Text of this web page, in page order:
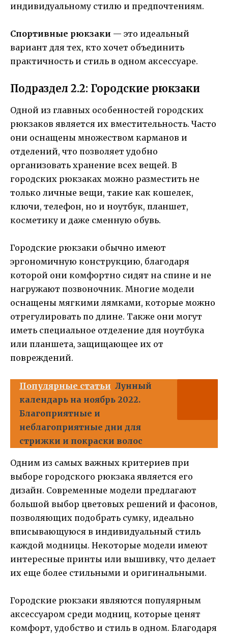
индивидуальному стилю и предпочтениям.
Спортивные рюкзаки — это идеальный
вариант для тех, кто хочет объединить
практичность и стиль в одном аксессуаре.
Подраздел 2.2: Городские рюкзаки
Одной из главных особенностей городских
рюкзаков является их вместительность. Часто
они оснащены множеством карманов и
отделений, что позволяет удобно
организовать хранение всех вещей. В
городских рюкзаках можно разместить не
только личные вещи, такие как кошелек,
ключи, телефон, но и ноутбук, планшет,
косметику и даже сменную обувь.
Городские рюкзаки обычно имеют
эргономичную конструкцию, благодаря
которой они комфортно сидят на спине и не
нагружают позвоночник. Многие модели
оснащены мягкими лямками, которые можно
отрегулировать по длине. Также они могут
иметь специальное отделение для ноутбука
или планшета, защищающее их от
повреждений.
Популярные статьи Лунный
календарь на ноябрь 2022.
Благоприятные и
неблагоприятные дни для
стрижки и покраски волос
Одним из самых важных критериев при
выборе городского рюкзака является его
дизайн. Современные модели предлагают
большой выбор цветовых решений и фасонов,
позволяющих подобрать сумку, идеально
вписывающуюся в индивидуальный стиль
каждой модницы. Некоторые модели имеют
интересные принты или вышивку, что делает
их еще более стильными и оригинальными.
Городские рюкзаки являются популярным
аксессуаром среди модниц, которые ценят
комфорт, удобство и стиль в одном. Благодаря